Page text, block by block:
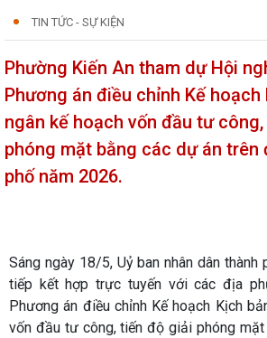
TIN TỨC - SỰ KIỆN
Phường Kiến An tham dự Hội
Phương án điều chỉnh Kế hoạch
ngân kế hoạch vốn đầu tư
phóng mặt bằng các dự án trên
phố năm 2026.
Sáng ngày 18/5, Uỷ ban nhân dân
tiếp kết hợp trực tuyến với các địa
Phương án điều chỉnh Kế hoạch Kịch
vốn đầu tư công, tiến độ giải phóng